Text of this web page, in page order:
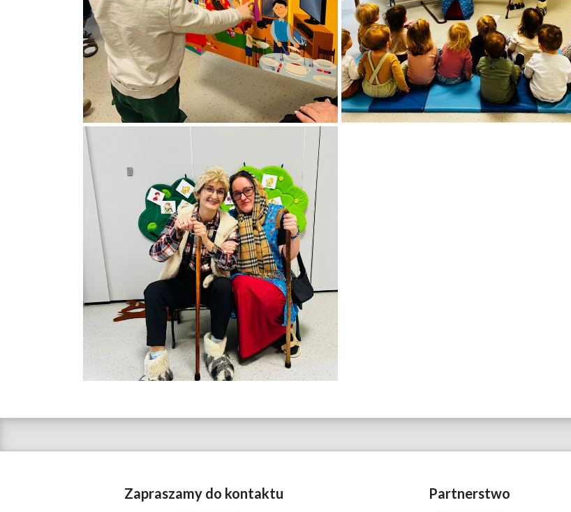
Zapraszamy do kontaktu Partnerstwo